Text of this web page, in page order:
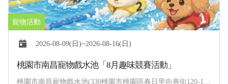
2026-08-09(日)~2026-08-16(日)
桃園市南昌寵物戲水池「8月趣味競賽活動」
桃園市南昌寵物戲水池(330桃園市桃園區春日里向善街120-1